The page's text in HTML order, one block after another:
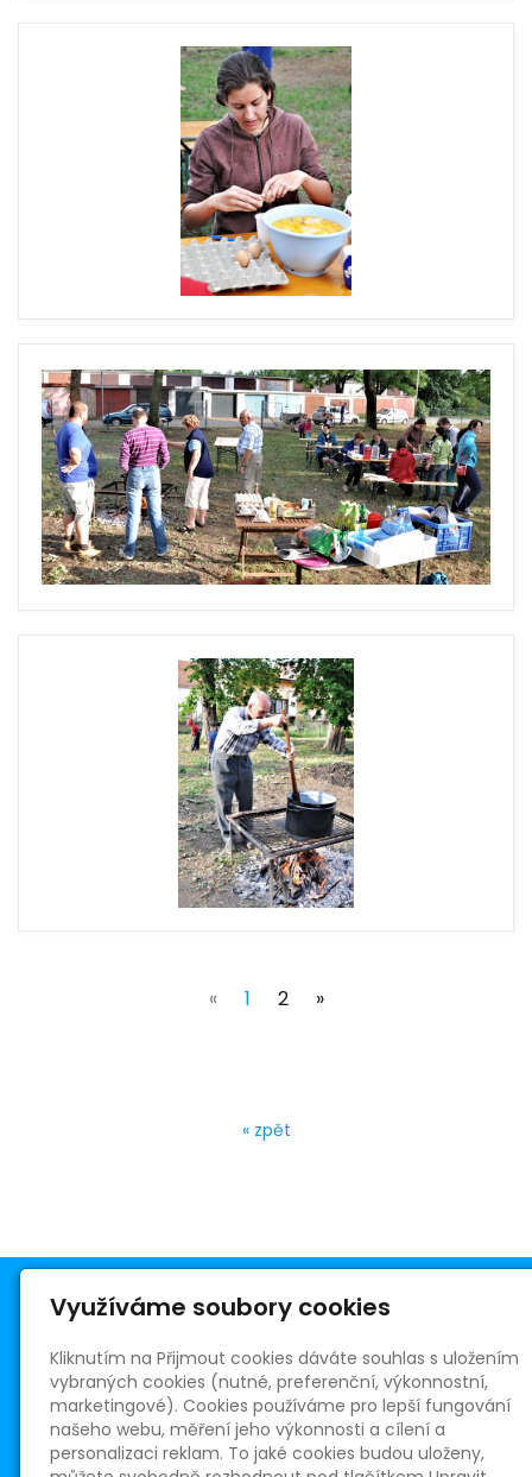
« 1(current)
2 »
« zpět
Římskokatolická farnost Telnice
Masarykovo nám. 5
664 59 Telnice
R. D. ICLic. Oldřich Chocholáč, farář
Využíváme soubory cookies
Kliknutím na Přijmout cookies dáváte souhlas s uložením
vybraných cookies (nutné, preferenční, výkonnostní,
marketingové). Cookies používáme pro lepší fungování
našeho webu, měření jeho výkonnosti a cílení a
personalizaci reklam. To jaké cookies budou uloženy,